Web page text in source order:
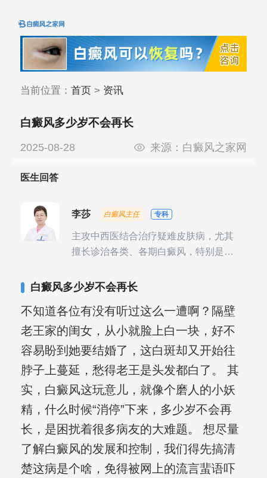
当前位置： 首页> 资讯
白癜风多少岁不会再长
2025-08-28 来源： 白癜风之家网
医生回答
李莎 白癜风主任 专科
主攻中西医结合治疗疑难皮肤病，尤其
擅长诊治各类、各期白癜风，特别是对
复发期;临床运用中医的辨证施治，理法
白癜风多少岁不会再长
不知道各位有没有听过这么一遭啊？隔壁
老王家的闺女，从小就脸上白一块，好不
容易盼到她要结婚了，这白斑却又开始往
脖子上蔓延，愁得老王是头发都白了。 其
实，白癜风这玩意儿，就像个磨人的小妖
精，什么时候“消停”下来，多少岁不会再
长，是困扰着很多病友的大难题。 想尽量
了解白癜风的发展和控制，我们得先搞清
楚这病是个啥，免得被网上的流言蜚语吓